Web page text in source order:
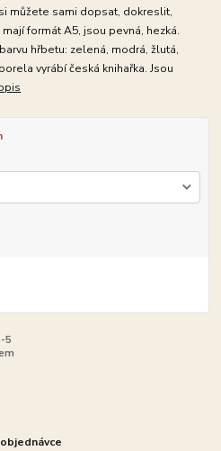
můžete sami dopsat, dokreslit,
formát A5, jsou pevná, hezká.
hřbetu: zelená, modrá, žlutá,
vyrábí česká knihařka. Jsou
5